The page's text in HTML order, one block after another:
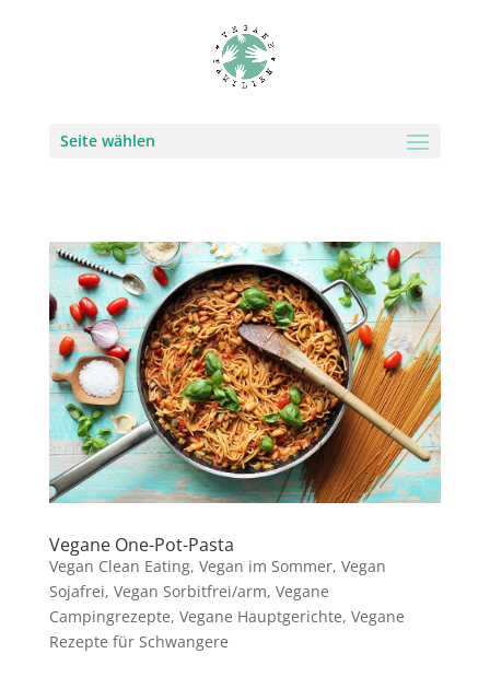
Seite wählen
Vegane One-Pot-Pasta
Vegan Clean Eating, Vegan im Sommer, Vegan
Sojafrei, Vegan Sorbitfrei/arm, Vegane
Campingrezepte, Vegane Hauptgerichte, Vegane
Rezepte für Schwangere